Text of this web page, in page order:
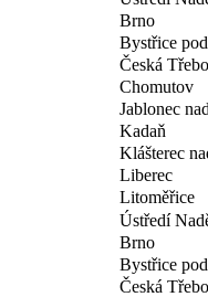
Brno
Bystřice
Česká
Chomutov
Jablonec
Kadaň
Klášterec
Liberec
Litoměřice
Ústředí
Brno
Bystřice
Česká